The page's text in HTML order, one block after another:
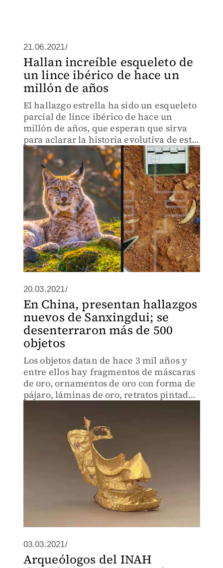
21.06.2021/
Hallan increíble esqueleto de
un lince ibérico de hace un
millón de años
El hallazgo estrella ha sido un esqueleto
parcial de lince ibérico de hace un
millón de años, que esperan que sirva
para aclarar la historia evolutiva de esta
especie protegida.
20.03.2021/
En China, presentan hallazgos
nuevos de Sanxingdui; se
desenterraron más de 500
objetos
Los objetos datan de hace 3 mil años y
entre ellos hay fragmentos de máscaras
de oro, ornamentos de oro con forma de
pájaro, láminas de oro, retratos pintados
bronce gigantes, entre otros.
03.03.2021/
Arqueólogos del INAH